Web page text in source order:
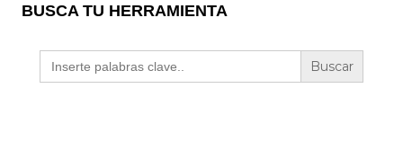
BUSCA TU HERRAMIENTA
Buscar: